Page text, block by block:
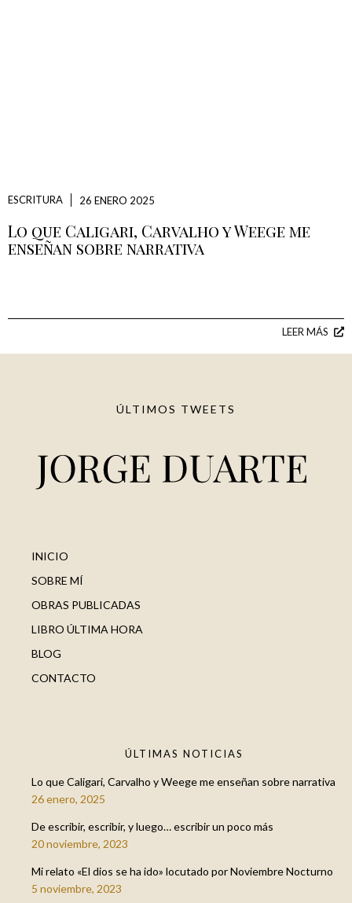
ESCRITURA 26 ENERO 2025
Lo que Caligari, Carvalho y Weege me
enseñan sobre narrativa
LEER MÁS
INICIO
SOBRE MÍ
OBRAS PUBLICADAS
LIBRO ÚLTIMA HORA
BLOG
CONTACTO
ÚLTIMOS TWEETS
ÚLTIMAS NOTICIAS
Lo que Caligari, Carvalho y Weege me enseñan sobre narrativa
26 enero, 2025
De escribir, escribir, y luego… escribir un poco más
20 noviembre, 2023
Mi relato «El dios se ha ido» locutado por Noviembre Nocturno
5 noviembre, 2023